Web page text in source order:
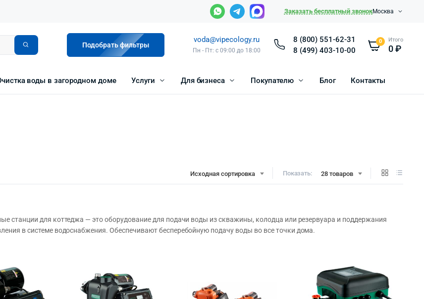
Заказать бесплатный звонокМосква
Подобрать фильтры
voda@vipecology.ru
Пн - Пт: с 09:00 до 18:00
8 (800) 551-62-31
8 (499) 403-10-00
0 Итого
0₽
воды в загородном доме Услуги Для бизнеса Покупателю Блог Контакты
Исходная сортировка Показать: 28 товаров
станции для коттеджа — это оборудование для подачи воды из скважины, колодца или резервуара и поддержания
в системе водоснабжения. Обеспечивают бесперебойную подачу воды во все точки дома.